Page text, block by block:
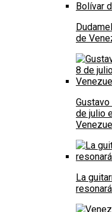
de
de julio
La